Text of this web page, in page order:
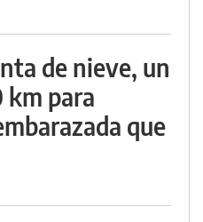
de nieve, un
km para
que